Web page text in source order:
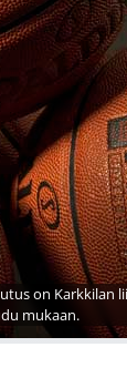
on Karkkilan
mukaan.